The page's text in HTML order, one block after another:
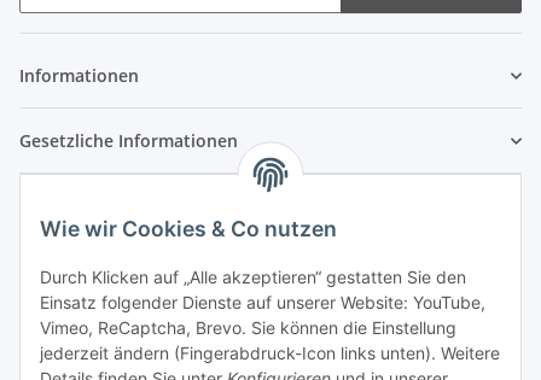
Wie wir Cookies & Co nutzen
Durch Klicken auf „Alle akzeptieren“ gestatten Sie den
Einsatz folgender Dienste auf unserer Website: YouTube,
Vimeo, ReCaptcha, Brevo. Sie können die Einstellung
jederzeit ändern (Fingerabdruck-Icon links unten). Weitere
Informationen
Gesetzliche Informationen